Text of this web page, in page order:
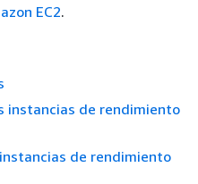
EC2.
instancias de rendimiento
de rendimiento